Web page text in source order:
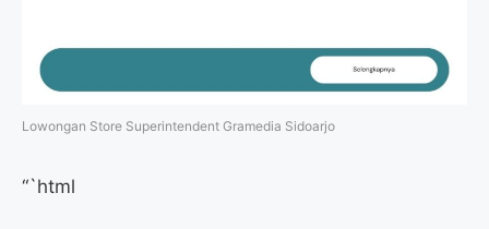
Lowongan Store Superintendent Gramedia Sidoarjo
“`html